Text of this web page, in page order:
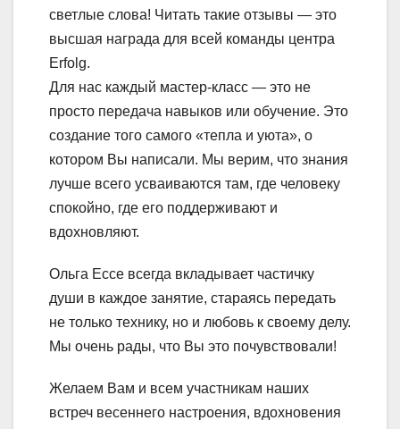
светлые слова! Читать такие отзывы — это
высшая награда для всей команды центра
Erfolg.
Для нас каждый мастер-класс — это не
просто передача навыков или обучение. Это
создание того самого «тепла и уюта», о
котором Вы написали. Мы верим, что знания
лучше всего усваиваются там, где человеку
спокойно, где его поддерживают и
вдохновляют.
Ольга Ессе всегда вкладывает частичку
души в каждое занятие, стараясь передать
не только технику, но и любовь к своему делу.
Мы очень рады, что Вы это почувствовали!
Желаем Вам и всем участникам наших
встреч весеннего настроения, вдохновения